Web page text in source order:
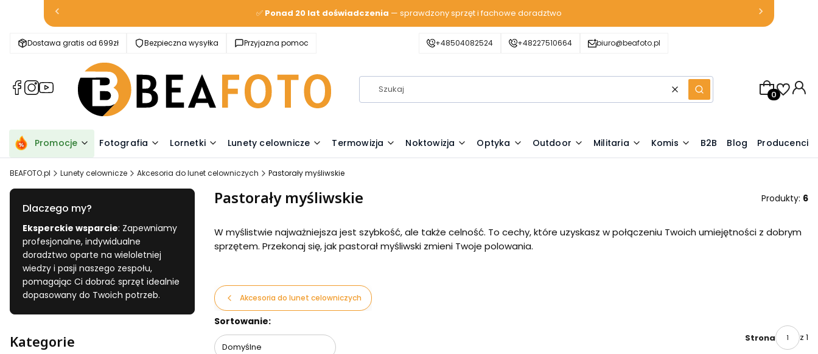
✅ Ponad 20 lat doświadczenia — sprawdzony sprzęt i fachowe doradztwo
Dostawa gratis od 699zł Bezpieczna wysyłka Przyjazna pomoc +48504082524 +48227510664 biuro@beafoto.pl
(Otwiera
karcie)
(Otwiera
karcie)
(Otwiera
karcie)
WyczyśćSzukaj
Produkty w
Promocje Fotografia Lornetki Lunety celownicze Termowizja Noktowizja Optyka Outdoor Militaria Komis B2B Blog Producenci
BEAFOTO.pl Lunety celownicze Akcesoria do lunet celowniczych Pastorały myśliwskie
Dlaczego my?
Eksperckie wsparcie: Zapewniamy
profesjonalne, indywidualne
doradztwo oparte na wieloletniej
wiedzy i pasji naszego zespołu,
pomagając Ci dobrać sprzęt idealnie
dopasowany do Twoich potrzeb.
Kategorie
Pastorały myśliwskie Produkty: 6
W myślistwie najważniejsza jest szybkość, ale także celność. To cechy, które uzyskasz w połączeniu Twoich umiejętności z dobrym
sprzętem. Przekonaj się, jak pastorał myśliwski zmieni Twoje polowania.
Akcesoria do lunet celowniczych
Lista produktów
Sortowanie:
Domyślne
Strona z 1